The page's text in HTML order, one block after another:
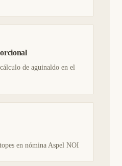
de aguinaldo en el
en nómina Aspel NOI